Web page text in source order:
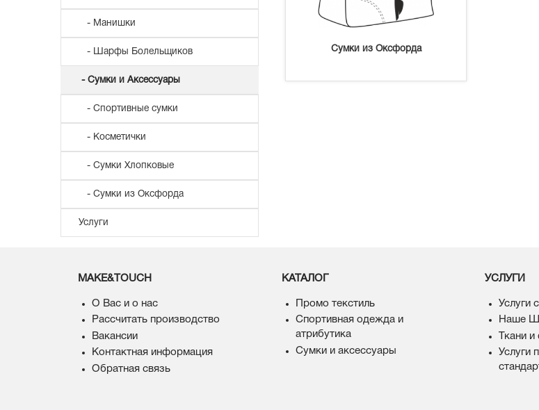
- Манишки
- Шарфы Болельщиков
- Сумки и Аксессуары
- Спортивные сумки
- Косметички
- Сумки Хлопковые
- Сумки из Оксфорда
Услуги
Сумки из Оксфорда
MAKE&TOUCH
О Вас и о нас
Рассчитать производство
Вакансии
Контактная информация
Обратная связь
КАТАЛОГ
Промо текстиль
Спортивная одежда и
атрибутика
Сумки и аксессуары
УСЛУГИ
Услуги
Наше
Ткани и
Услуги